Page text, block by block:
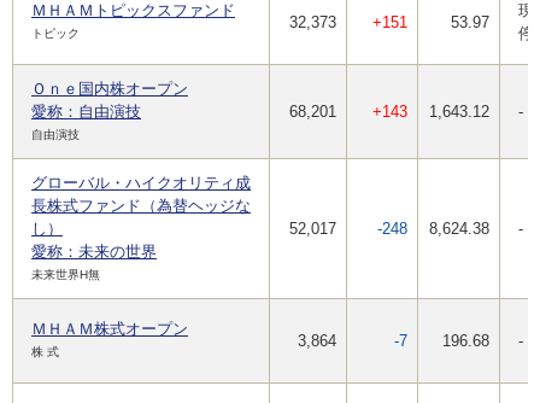
ＭＨＡＭトピックスファンド
トピック
32,373 +151 53.97
現
停
Ｏｎｅ国内株オープン
愛称：自由演技
自由演技
68,201 +143 1,643.12 -
グローバル・ハイクオリティ成
長株式ファンド（為替ヘッジな
し）
愛称：未来の世界
未来世界H無
52,017 -248 8,624.38 -
ＭＨＡＭ株式オープン
株 式
3,864 -7 196.68 -